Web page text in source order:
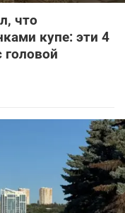
что
купе: эти 4